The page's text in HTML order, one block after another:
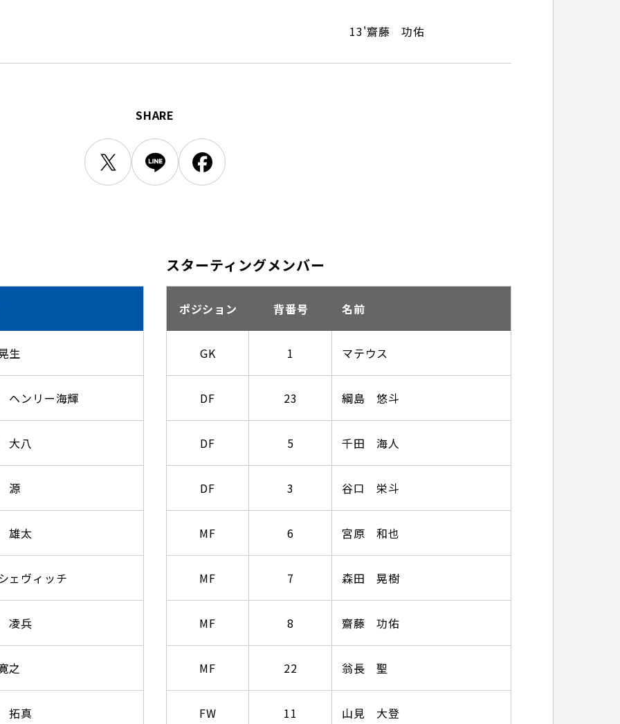
FOLLOW US!
13'齋藤 功佑
SHARE
生
ンリー海輝
大八
源
雄太
ェヴィッチ
凌兵
之
拓真
スターティングメンバー
ポジション 背番号 名前
GK 1 マテウス
DF 23 綱島 悠斗
DF 5 千田 海人
DF 3 谷口 栄斗
MF 6 宮原 和也
MF 7 森田 晃樹
MF 8 齋藤 功佑
MF 22 翁長 聖
FW 11 山見 大登